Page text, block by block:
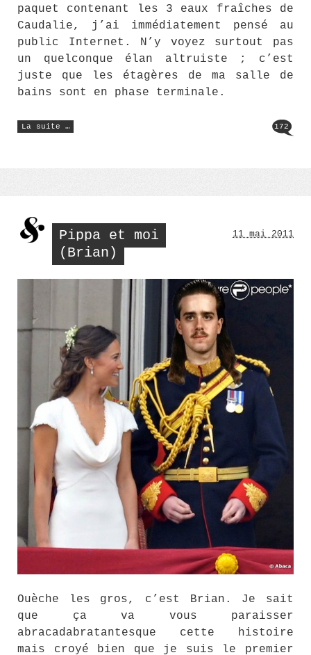
paquet contenant les 3 eaux fraîches de
Caudalie, j’ai immédiatement pensé au
public Internet. N’y voyez surtout pas
un quelconque élan altruiste ; c’est
juste que les étagères de ma salle de
bains sont en phase terminale.
La suite …
« Cadeau
:
172
Pippa et moi
(Brian)
11 mai 2011
Ouèche les gros, c’est Brian. Je sait
que ça va vous paraisser
abracadabratantesque cette histoire
mais croyé bien que je suis le premier